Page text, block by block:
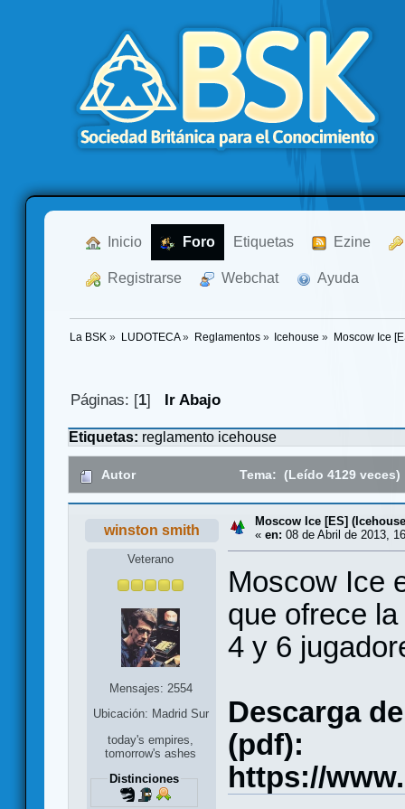
Inicio Foro Etiquetas Ezine
Registrarse Webchat Ayuda
La BSK » LUDOTECA» Reglamentos» Icehouse » Moscow Ice
Páginas: [1] Ir Abajo
Etiquetas: reglamento icehouse
Autor Tema: (Leído 4129 veces)
winston smith
Veterano
Mensajes: 2554
Ubicación: Madrid Sur
today's empires,
tomorrow's ashes
Distinciones
Moscow Ice [ES]
« en: 08 de Abril de 2013,
Moscow Ice
que ofrece
4 y 6
Descarga
(pdf):
https://